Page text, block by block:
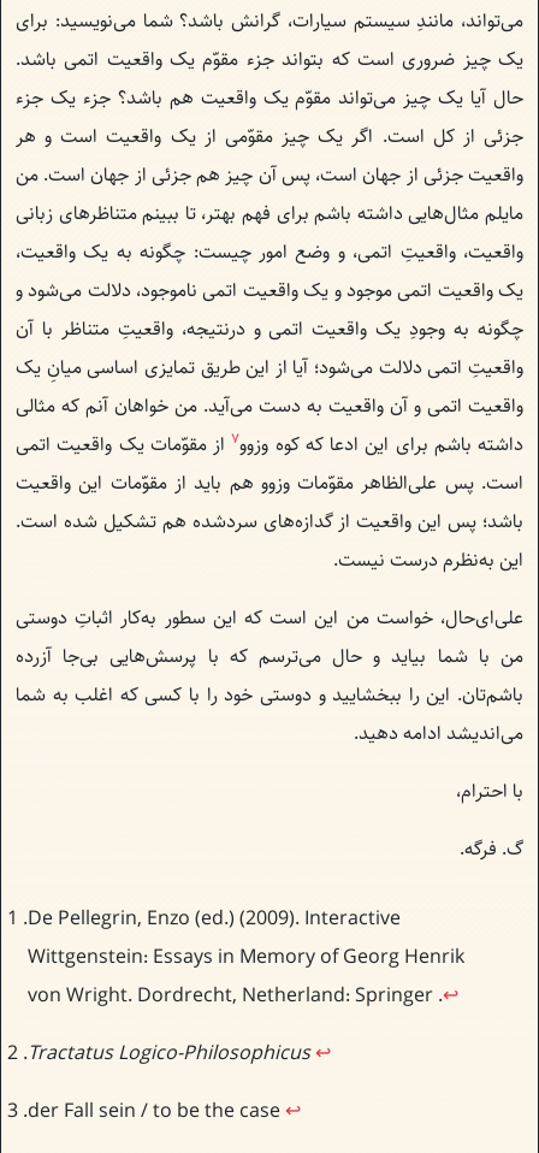
می‌تواند، مانندِ سیستم سیارات، گرانش باشد؟ شما می‌نویسید: برای
یک چیز ضروری است که بتواند جزء مقوّم یک واقعیت اتمی باشد.
حال آیا یک چیز می‌تواند مقوّم یک واقعیت هم باشد؟‌ جزء یک جزء
جزئی از کل است. اگر یک چیز مقوّمی از یک واقعیت است و هر
واقعیت جزئی از جهان است، پس آن چیز هم جزئی از جهان است. من
مایلم مثال‌هایی داشته باشم برای فهم بهتر، تا ببینم متناظرهای زبانی
واقعیت، واقعیتِ اتمی، و وضع امور چیست:‌ چگونه به یک واقعیت،
یک واقعیت اتمی موجود و یک واقعیت اتمی ناموجود، دلالت می‌شود و
چگونه به وجودِ یک واقعیت اتمی و درنتیجه، واقعیتِ متناظر با آن
واقعیتِ اتمی دلالت می‌شود؛ آيا از این طریق تمایزی اساسی میانِ یک
واقعیت اتمی و آن واقعیت به دست می‌آید. من خواهان آنم که مثالی
داشته باشم برای این ادعا که کوه وزوو7از مقوّمات یک واقعیت اتمی
است. پس علی‌الظاهر مقوّمات وزوو هم باید از مقوّمات این واقعیت
باشد؛ پس این واقعیت از گدازه‌های سردشده هم تشکیل شده است.
این به‌نظرم درست نیست.
علی‌ای‌حال، خواست من این است که این سطور به‌‌کار اثباتِ دوستی
من با شما بیاید و حال می‌ترسم که با پرسش‌هایی بی‌جا آزرده
باشم‌تان. این را ببخشایید و دوستی‌ خود را با کسی که اغلب به شما
می‌اندیشد ادامه دهید.
با احترام،
گ. فرگه.
De Pellegrin, Enzo (ed.) (2009). Interactive
Wittgenstein: Essays in Memory of Georg Henrik
von Wright. Dordrecht, Netherland: Springer.↩
Tractatus Logico-Philosophicus ↩
↩